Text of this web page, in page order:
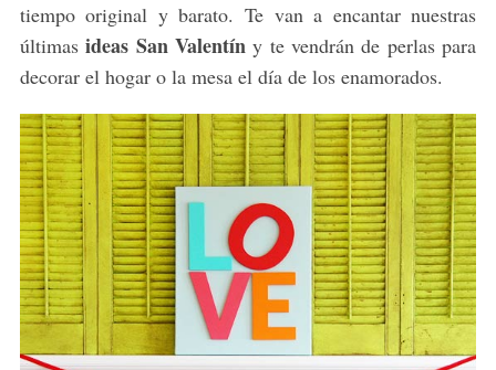
tiempo original y barato. Te van a encantar nuestras
últimasideas San Valentíny te vendrán de perlas para
decorar el hogar o la mesa el día de los enamorados.